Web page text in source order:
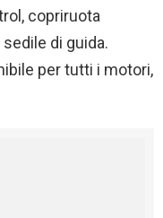
copriruota
di guida.
per tutti i motori,